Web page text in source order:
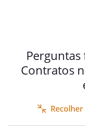
Contratos